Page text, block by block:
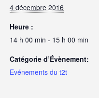
4 décembre 2016
Heure :
14 h 00 min - 15 h 00 min
Catégorie d’Évènement:
Evénements du t2t